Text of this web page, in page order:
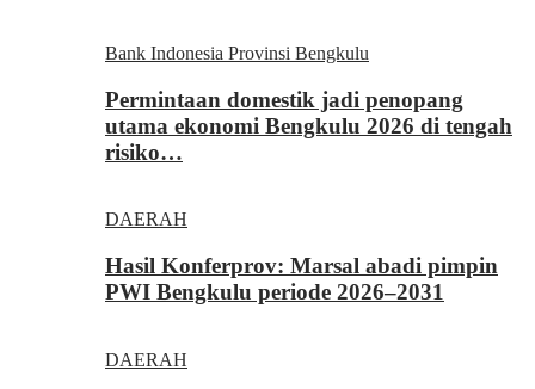
Bank Indonesia Provinsi Bengkulu
Permintaan domestik jadi penopang
utama ekonomi Bengkulu 2026 di tengah
risiko…
DAERAH
Hasil Konferprov: Marsal abadi pimpin
PWI Bengkulu periode 2026–2031
DAERAH